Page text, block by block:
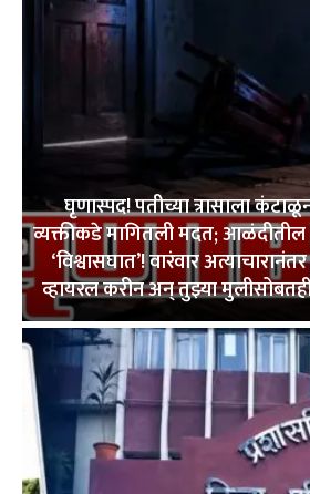
घृणास्पद! पतीच्या त्रासाला
व्यक्तीकडे मागितली मदत;
‘विश्वासघात’! वारंवार
व्हायरल करीन अन् तुझ्या